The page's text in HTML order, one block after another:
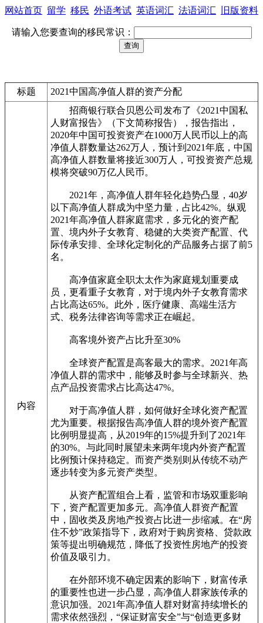
网站首页 留学 移民 外语考试 英语词汇 法语词汇 旧版资料
请输入您要查询的移民常识：
标题 2021中国高净值人群的资产分配
内容
招商银行联合贝恩公司发布了《2021中国私
人财富报告》（下文简称报告），报告指出，
2020年中国可投资资产在1000万人民币以上的高
净值人群数量达262万人，预计到2021年底，中国
高净值人群数量将接近300万人，可投资资产总规
模将突破90万亿人民币。
2021年，高净值人群年轻化趋势凸显，40岁
以下高净值人群成为中坚力量，占比42%。纵观
2021年高净值人群家庭需求，多元化的资产配
置、境内外子女教育、稳健的大类资产配置、代
际传承安排、全球化定制化的产品服务占据了前5
名。
高净值家庭全职太太作为家庭规划重要成
员，更看重子女教育，对于境内外子女教育需求
占比高达65%。此外，医疗健康、高端生活方
式、税务法律咨询等需求正在崛起。
高客境外资产占比升至30%
全球资产配置是高客最大的需求。2021年高
净值人群的需求中，能够及时参与全球新兴、热
点产品投资需求占比高达47%。
对于高净值人群，如何做好全球化资产配置
尤为重要。根据报告高净值人群的境外资产配置
比例明显提高，从2019年的15%提升到了2021年
的30%。与此同时展望未来两年境内外资产配置
比例预计保持稳定。而资产类别则从传统不动产
逐步转变为多元资产类型。
从资产配置组合上看，监管和市场双重影响
下，资产配置更加多元。高净值人群资产配置
中，固收类及房地产投资占比进一步缩减。在“房
住不炒”政策指导下，政府对于购房资格、贷款政
策等提出明确规范，降低了投资性房地产的投资
价值及吸引力。
在外部环境不确定因素的影响下，财富传承
的重要性也进一步凸显，高净值人群家族传承的
意识加强。2021年高净值人群对财富持续增长的
需求依然强烈，“保证财富安全”与“创造更多财